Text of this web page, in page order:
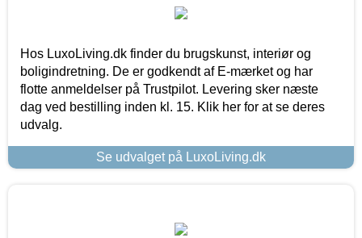
Hos LuxoLiving.dk finder du brugskunst, interiør og
boligindretning. De er godkendt af E-mærket og har
flotte anmeldelser på Trustpilot. Levering sker næste
dag ved bestilling inden kl. 15. Klik her for at se deres
udvalg.
Se udvalget på LuxoLiving.dk